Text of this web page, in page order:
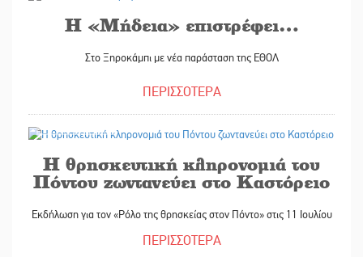
Η «Μήδεια» επιστρέφει…
Στο Ξηροκάμπι με νέα παράσταση της ΕΘΟΛ
ΠΕΡΙΣΣΟΤΕΡΑ
Η θρησκευτική κληρονομιά του
Πόντου ζωντανεύει στο Καστόρειο
Εκδήλωση για τον «Ρόλο της θρησκείας στον Πόντο» στις 11 Ιουλίου
ΠΕΡΙΣΣΟΤΕΡΑ